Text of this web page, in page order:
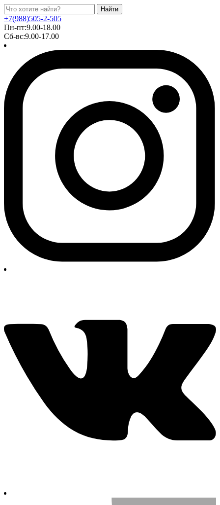
Найти
+7(988)505-2-505
Пн-пт:9.00-18.00
Сб-вс:9.00-17.00